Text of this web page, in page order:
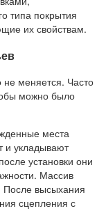
типа покрытия
их свойствам.
не меняется. Часто
можно было
места
и укладывают
установки они
Массив
После высыхания
сцепления с